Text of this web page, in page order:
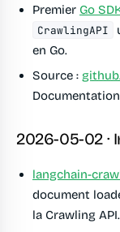
Premier Go
CrawlingAPI
en Go.
Source :
2026-05-02 ·
langchain-
document
la Crawling API.